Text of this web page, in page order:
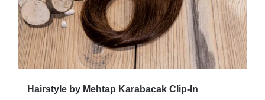
Hairstyle by Mehtap Karabacak Clip-In